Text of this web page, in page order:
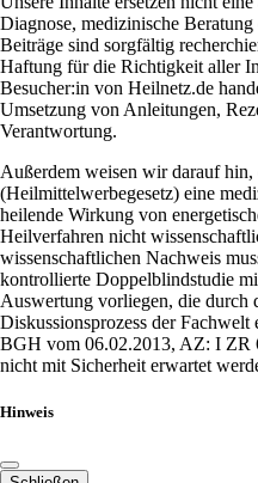
Diagnose, medizinische
Beiträge sind sorgfältig
Haftung für die Richtigkeit aller
Besucher:in von Heilnetz.de
Umsetzung von Anleitungen,
Verantwortung.
Außerdem weisen wir darauf
(Heilmittelwerbegesetz) eine
heilende Wirkung von
Heilverfahren nicht
wissenschaftlichen Nachweis
kontrollierte Doppelblindstudie
Auswertung vorliegen, die durch
Diskussionsprozess der
BGH vom 06.02.2013, AZ: I ZR
nicht mit Sicherheit erwartet
Hinweis